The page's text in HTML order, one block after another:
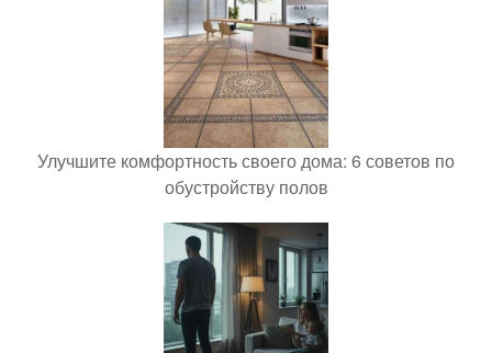
Улучшите комфортность своего дома: 6 советов по
обустройству полов